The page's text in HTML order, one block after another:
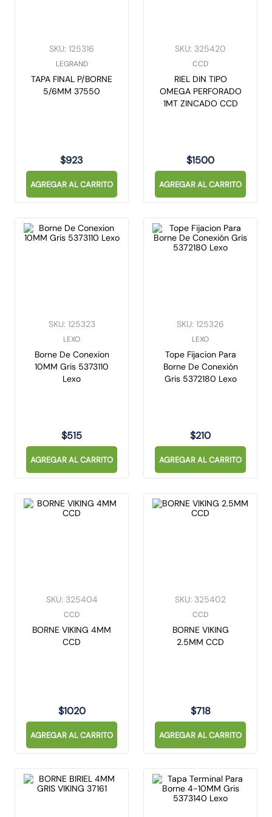
SKU: 125316
LEGRAND
TAPA FINAL P/BORNE
5/6MM 37550
$923
AGREGAR AL CARRITO
SKU: 325420
CCD
RIEL DIN TIPO
OMEGA PERFORADO
1MT ZINCADO CCD
$1500
AGREGAR AL CARRITO
SKU: 125323
LEXO
Borne De Conexion
10MM Gris 5373110
Lexo
$515
AGREGAR AL CARRITO
SKU: 125326
LEXO
Tope Fijacion Para
Borne De Conexión
Gris 5372180 Lexo
$210
AGREGAR AL CARRITO
SKU: 325404
CCD
BORNE VIKING 4MM
CCD
$1020
AGREGAR AL CARRITO
SKU: 325402
CCD
BORNE VIKING
2.5MM CCD
$718
AGREGAR AL CARRITO